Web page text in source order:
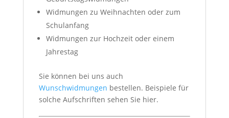
Widmungen zu Weihnachten oder zum
Schulanfang
Widmungen zur Hochzeit oder einem
Jahrestag
Sie können bei uns auch
Wunschwidmungen bestellen. Beispiele für
solche Aufschriften sehen Sie hier.